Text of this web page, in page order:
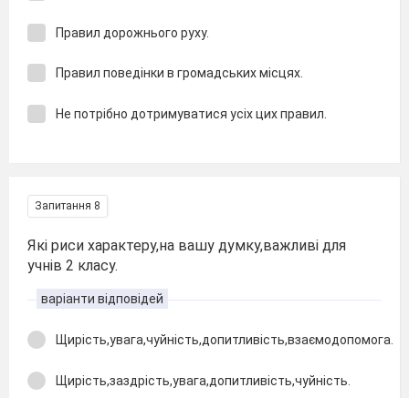
Правил дорожнього руху.
Правил поведінки в громадських місцях.
Не потрібно дотримуватися усіх цих правил.
Запитання 8
Які риси характеру,на вашу думку,важливі для
учнів 2 класу.
варіанти відповідей
Щирість,увага,чуйність,допитливість,взаємодопомога.
Щирість,заздрість,увага,допитливість,чуйність.